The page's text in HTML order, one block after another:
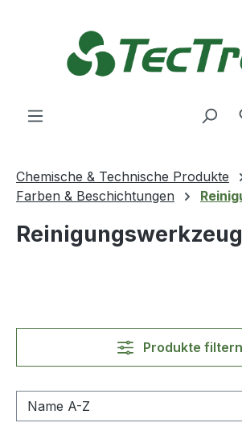
Chemische & Technische Produkte
Farben & Beschichtungen
Reinigungswerkzeug
Produkte filtern